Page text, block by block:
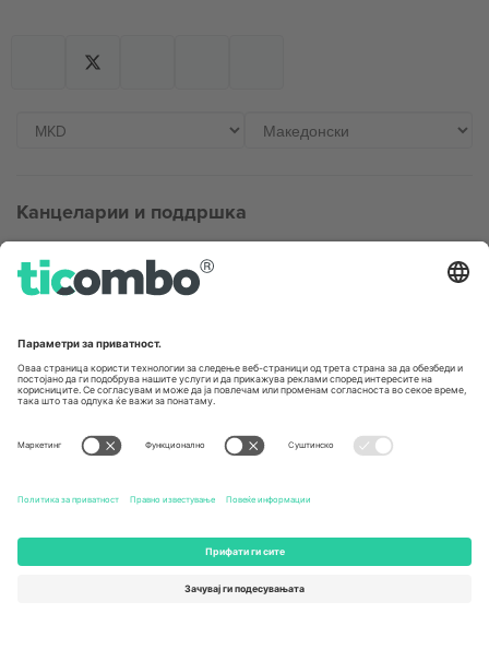
Канцеларии и поддршка
Germany
Unter den Linden 24, 10117
167 City Road, London, Greater
United States
131 Continental Dr, Suite 305,
Newark, Delaware 19713, United
States
Switzerland
Engelberg, Switzerland
Bulgaria
Regus Sofia City West, bul
United Arab Emirates
UAE Dubai Silicon Oasis, DDP
Building A1, Office 302, Dubai,